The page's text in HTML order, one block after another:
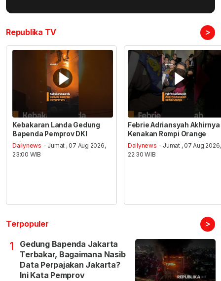
Republika TV >
Kebakaran Landa Gedung
Bapenda Pemprov DKI
Dailynews - Jumat , 07 Aug 2026,
23:00 WIB
Febrie Adriansyah Akhirnya
Kenakan Rompi Orange
Dailynews - Jumat , 07 Aug 2026,
22:30 WIB
Terpopuler >
1
Gedung Bapenda Jakarta
Terbakar, Bagaimana Nasib
Data Perpajakan Jakarta?
Ini Kata Pemprov